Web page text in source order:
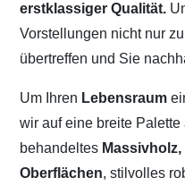
erstklassiger Qualität.
Vorstellungen nicht nur
übertreffen und Sie
Um Ihren Lebensraum
wir auf eine breite
behandeltes Massivholz,
Oberflächen, stilvolles